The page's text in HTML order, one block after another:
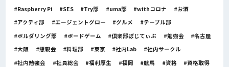
Raspberry Pi
SES Try部 uma部 withコロナ
お酒
アクティ部
エージェントグロー グルメ
テーブル部
ボルダリング部
ボードゲーム 倶楽部ぽじてぃぶ 勉強会
名古屋
大阪
懇親会 料理部 東京 社内Lab
社内サークル
社内勉強会
社員総会 福利厚生 福岡 競馬 資格
資格取得